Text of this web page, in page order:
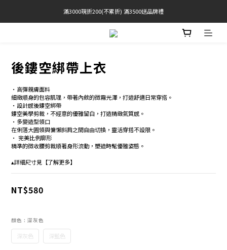
官網限定! 滿千免運(僅限台灣本島)
Free Shipping On Orders Over $2000 (TW Only)
官網限定! 滿千免運(僅限台灣本島)
後鏤空綁帶上衣
•高彈親膚面料
細緻順身的包容肌理，帶著內斂的微霧光澤，打造舒適日常穿搭。
•設計感後鏤空綁帶
鏤空美學剪裁，不經意的優雅留白，打造精緻氣質感。
•多變造型領口
在俐落大圓領與慵懶斜肩之間自由切換，靈活穿搭不設限。
• 完美比例廓形
精準的微收腰剪裁順著身形流動，塑造時髦優雅姿態。
▴詳細尺寸見【了解更多】
NT$580
顏色 : 深灰色
深灰色 深藍色